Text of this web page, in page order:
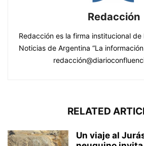
Redacción
Redacción es la firma institucional
Noticias de Argentina “La
RELATED
Un viaje al